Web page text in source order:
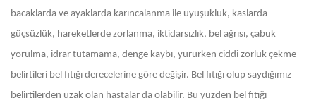
bacaklarda ve ayaklarda karıncalanma ile uyuşukluk, kaslarda
güçsüzlük, hareketlerde zorlanma, iktidarsızlık, bel ağrısı, çabuk
yorulma, idrar tutamama, denge kaybı, yürürken ciddi zorluk çekme
belirtileri bel fıtığı derecelerine göre değişir. Bel fıtığı olup saydığımız
belirtilerden uzak olan hastalar da olabilir. Bu yüzden bel fıtığı